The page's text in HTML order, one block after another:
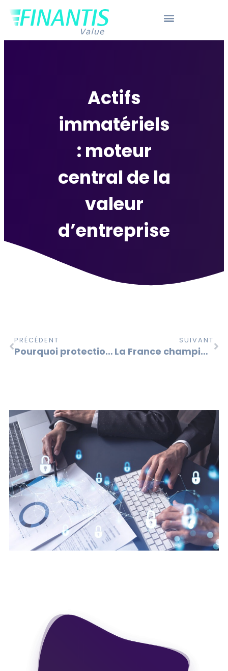
Actifs
immatériels
: moteur
central de la
valeur
d’entreprise
PRÉCÉDENT
Pourquoi protection et valorisation des actifs immatériels sont indissociables ?
SUIVANT
La France championne de l’investissement immatériel en Europe!